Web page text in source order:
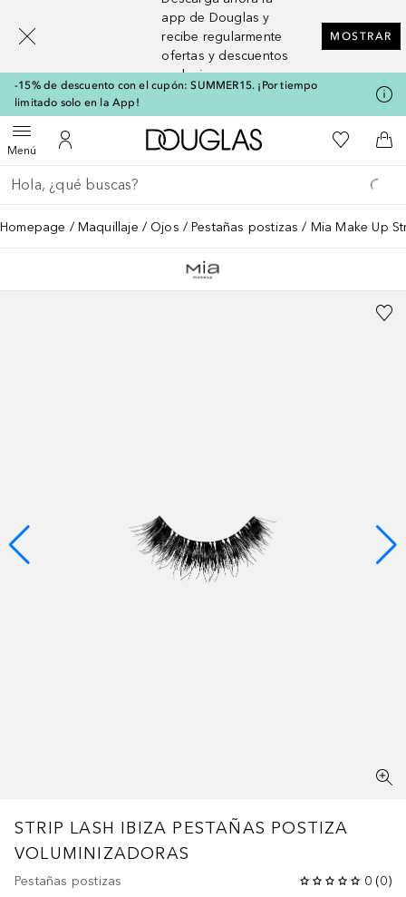
app de Douglas y
recibe regularmente
ofertas y descuentos
exclusivos
MOSTRAR
-15% de descuento con el cupón: SUMMER15. ¡Por tiempo
limitado solo en la App!
MenúAbrir menúMi cuenta
A Douglas HomeMi lista de
A
Regresar
Ejecutar búsqueda
Homepage Maquillaje Ojos Pestañas postizas Mia Make Up
STRIP LASH IBIZA PESTAÑAS POSTIZA
VOLUMINIZADORAS
Pestañas postizas 0 (0)
[navigation.slideout.screenreader]